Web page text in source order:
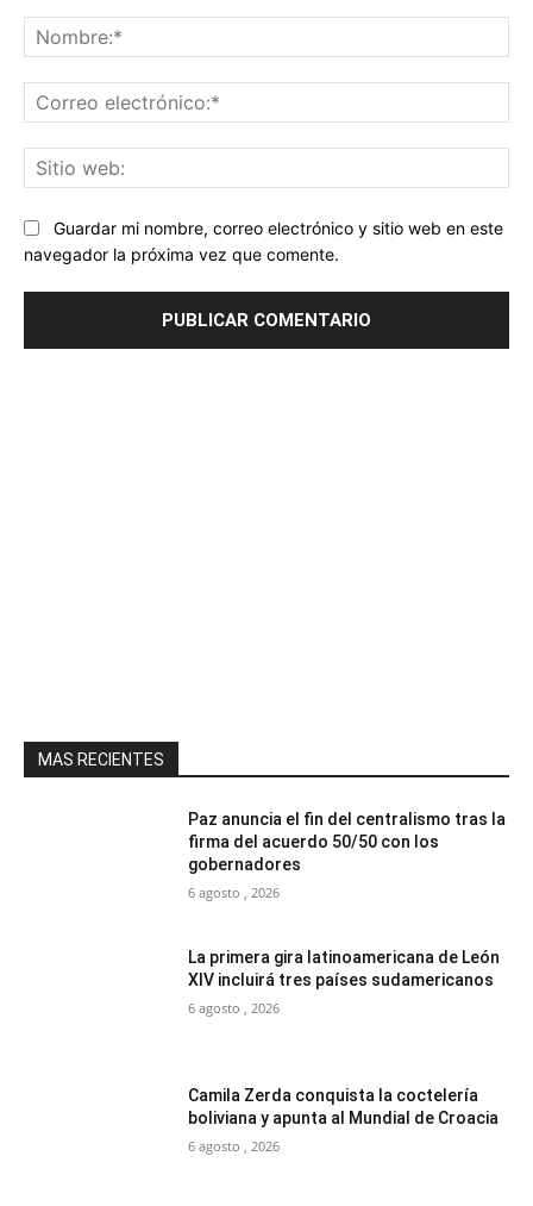
Guardar mi nombre, correo electrónico y sitio web en este
navegador la próxima vez que comente.
MAS RECIENTES
Paz anuncia el fin del centralismo tras la
firma del acuerdo 50/50 con los
gobernadores
6 agosto , 2026
La primera gira latinoamericana de León
XIV incluirá tres países sudamericanos
6 agosto , 2026
Camila Zerda conquista la coctelería
boliviana y apunta al Mundial de Croacia
6 agosto , 2026